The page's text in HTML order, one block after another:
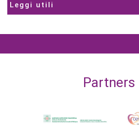
Leggi utili
Partners